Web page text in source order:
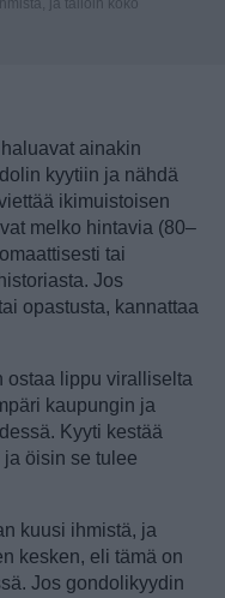
ja tällöin koko
ainakin
kyytiin ja nähdä
ikimuistoisen
melko hintavia (80–
tai
Jos
opastusta, kannattaa
ostaa lippu viralliselta
kaupungin ja
Kyyti kestää
öisin se tulee
kuusi ihmistä, ja
kesken, eli tämä on
Jos gondolikyydin